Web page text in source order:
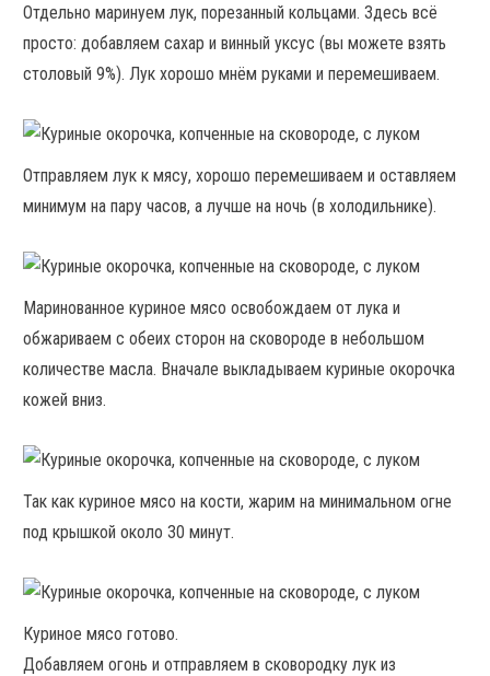
Отдельно маринуем лук, порезанный кольцами. Здесь всё
просто: добавляем сахар и винный уксус (вы можете взять
столовый 9%). Лук хорошо мнём руками и перемешиваем.
Отправляем лук к мясу, хорошо перемешиваем и оставляем
минимум на пару часов, а лучше на ночь (в холодильнике).
Маринованное куриное мясо освобождаем от лука и
обжариваем с обеих сторон на сковороде в небольшом
количестве масла. Вначале выкладываем куриные окорочка
кожей вниз.
Так как куриное мясо на кости, жарим на минимальном огне
под крышкой около 30 минут.
Куриное мясо готово.
Добавляем огонь и отправляем в сковородку лук из